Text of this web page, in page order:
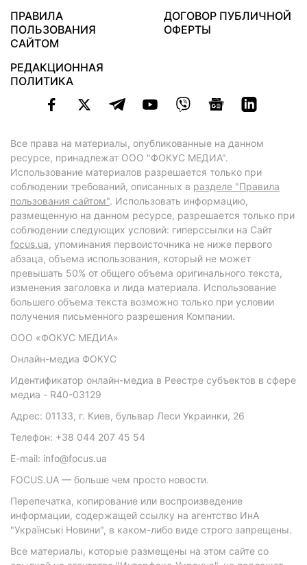
ПРАВИЛА
ПОЛЬЗОВАНИЯ
САЙТОМ
ДОГОВОР ПУБЛИЧНОЙ
ОФЕРТЫ
РЕДАКЦИОННАЯ
ПОЛИТИКА
Все права на материалы, опубликованные на данном
ресурсе, принадлежат ООО "ФОКУС МЕДИА".
Использование материалов разрешается только при
соблюдении требований, описанных в разделе "Правила
пользования сайтом". Использовать информацию,
размещенную на данном ресурсе, разрешается только при
соблюдении следующих условий: гиперссылки на Сайт
focus.ua, упоминания первоисточника не ниже первого
абзаца, объема использования, который не может
превышать 50% от общего объема оригинального текста,
изменения заголовка и лида материала. Использование
большего объема текста возможно только при условии
получения письменного разрешения Компании.
ООО «ФОКУС МЕДИА»
Онлайн-медиа ФОКУС
Идентификатор онлайн-медиа в Реестре субъектов в сфере
медиа - R40-03129
Адрес: 01133, г. Киев, бульвар Леси Украинки, 26
Телефон: +38 044 207 45 54
E-mail: info@focus.ua
FOCUS.UA — больше чем просто новости.
Перепечатка, копирование или воспроизведение
информации, содержащей ссылку на агентство ИнА
"Українські Новини", в каком-либо виде строго запрещены.
Все материалы, которые размещены на этом сайте со